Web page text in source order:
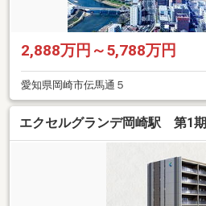
2,888万円～5,788万円
愛知県岡崎市伝馬通５
エクセルグランデ岡崎駅 第1期